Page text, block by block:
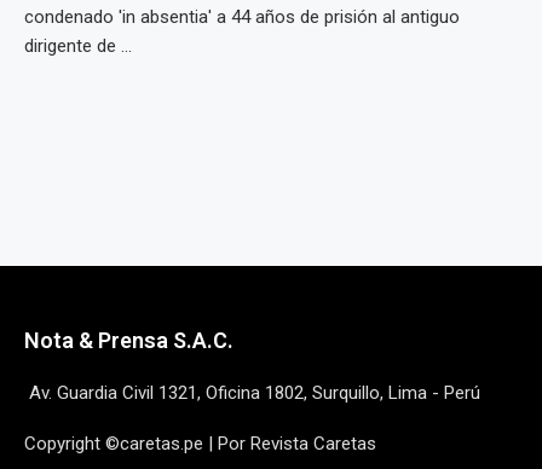
condenado 'in absentia' a 44 años de prisión al antiguo
dirigente de ...
Nota & Prensa S.A.C.
Av. Guardia Civil 1321, Oficina 1802, Surquillo, Lima - Perú
Copyright ©caretas.pe | Por Revista Caretas